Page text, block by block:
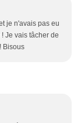
je n'avais pas eu
Je vais tâcher de
Bisous